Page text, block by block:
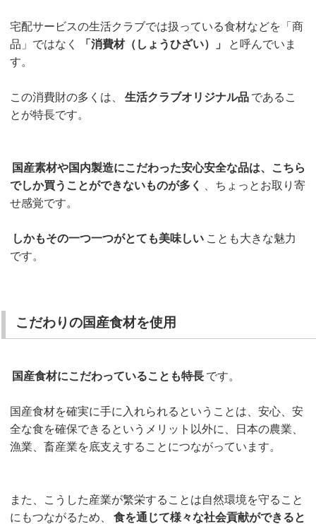
宅配サービスの生活クラブでは扱っている食材などを「商
品」ではなく
「消費材（しょうひざい）」
と呼んでいま
す。
この消費財の多くは、 生活クラブオリジナル品 であるこ
とが特長です。
国産素材や国内製造にこだわった安心安全な品は、こちら
でしか買うことができないものが多く
、ちょっとお取り寄
せ感覚です。
しかもその一つ一つがとても美味しい ことも大きな魅力
です。
こだわりの国産食材を使用
国産食材にこだわっていることも特長 です。
国産食材を確実に手に入れられるということは、安心、安
全な食を確保できるというメリット以外に、日本の農業、
漁業、畜産業を底支えすることにつながっています。
また、こうした産業が繁栄することは自然環境を守ること
にもつながるため、
食を通じて様々な社会貢献ができると